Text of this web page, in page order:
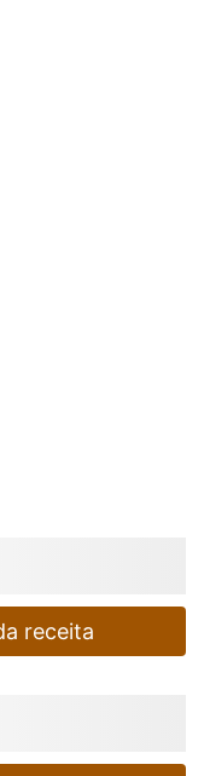
receita